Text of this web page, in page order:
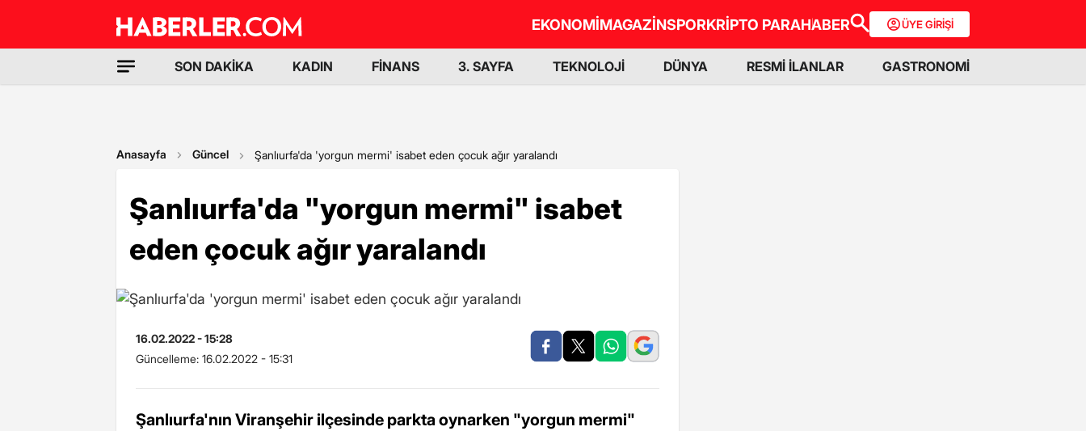
EKONOMİMAGAZİNSPORKRİPTO PARAHABER ÜYE GİRİŞİ
SON DAKİKA KADIN FİNANS 3. SAYFA TEKNOLOJİ DÜNYA RESMİ İLANLAR GASTRONOMİ
Anasayfa Güncel Şanlıurfa'da 'yorgun mermi' isabet eden çocuk ağır yaralandı
Şanlıurfa'da "yorgun mermi" isabet
eden çocuk ağır yaralandı
16.02.2022 - 15:28
Güncelleme: 16.02.2022 - 15:31
Şanlıurfa'nın Viranşehir ilçesinde parkta oynarken "yorgun mermi"